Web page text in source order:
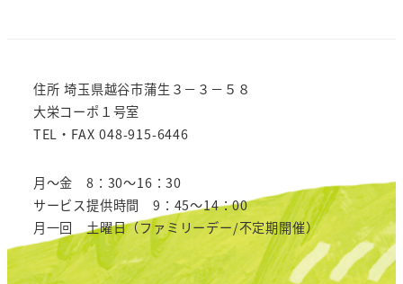
住所 埼玉県越谷市蒲生３－３－５８
大栄コーポ１号室
TEL・FAX 048-915-6446
月～金 8：30～16：30
サービス提供時間 9：45～14：00
月一回 土曜日（ファミリーデー/不定期開催）